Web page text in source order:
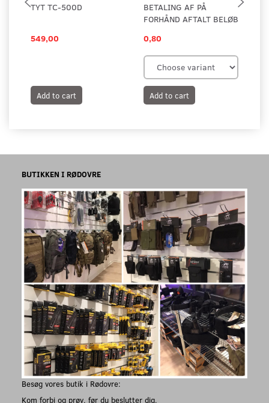
TYT TC-500D
549,00
Add to cart
BETALING AF PÅ
FORHÅND AFTALT BELØB
0,80
Add to cart
BUTIKKEN I RØDOVRE
Besøg vores butik i Rødovre:
Kom forbi og prøv, før du beslutter dig.